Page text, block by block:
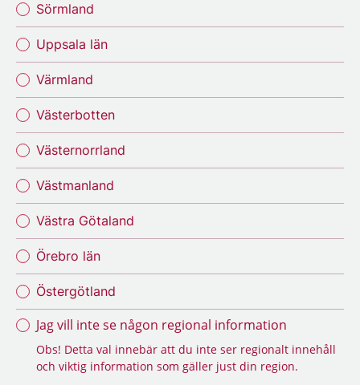
Sörmland
Uppsala län
Värmland
Västerbotten
Västernorrland
Västmanland
Västra Götaland
Örebro län
Östergötland
Jag vill inte se någon regional information
Obs! Detta val innebär att du inte ser regionalt innehåll
och viktig information som gäller just din region.